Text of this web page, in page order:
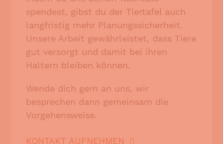
spendest, gibst du der Tiertafel auch
langfristig mehr Planungssicherheit.
Unsere Arbeit gewährleistet, dass Tiere
gut versorgt und damit bei ihren
Haltern bleiben können.
Wende dich gern an uns, wir
besprechen dann gemeinsam die
Vorgehensweise.
KONTAKT AUFNEHMEN